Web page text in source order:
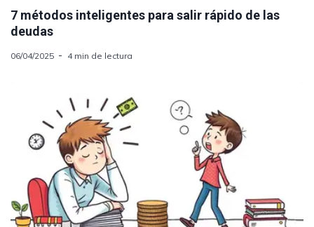
7 métodos inteligentes para salir rápido de las
deudas
06/04/2025 4 min de lectura